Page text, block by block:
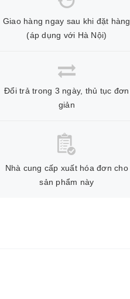
Giao hàng ngay sau khi đặt hàng
(áp dụng với Hà Nội)
Đổi trả trong 3 ngày, thủ tục đơn
giản
Nhà cung cấp xuất hóa đơn cho
sản phẩm này